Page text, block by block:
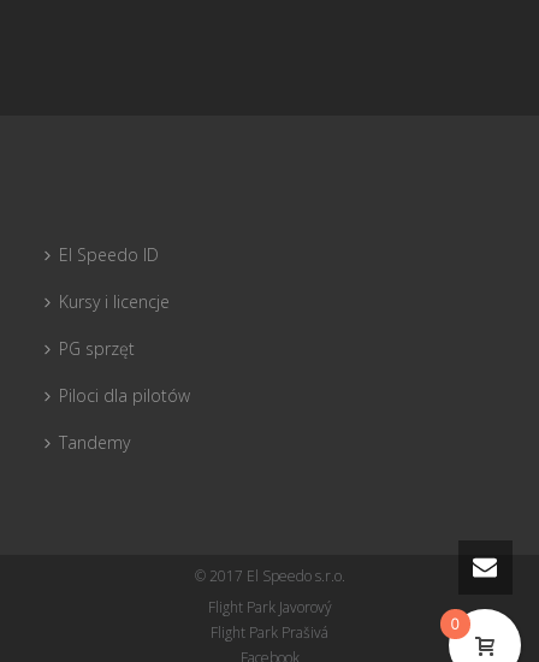
El Speedo ID
Kursy i licencje
PG sprzęt
Piloci dla pilotów
Tandemy
© 2017 El Speedo s.r.o.
Flight Park Javorový
Flight Park Prašivá
0